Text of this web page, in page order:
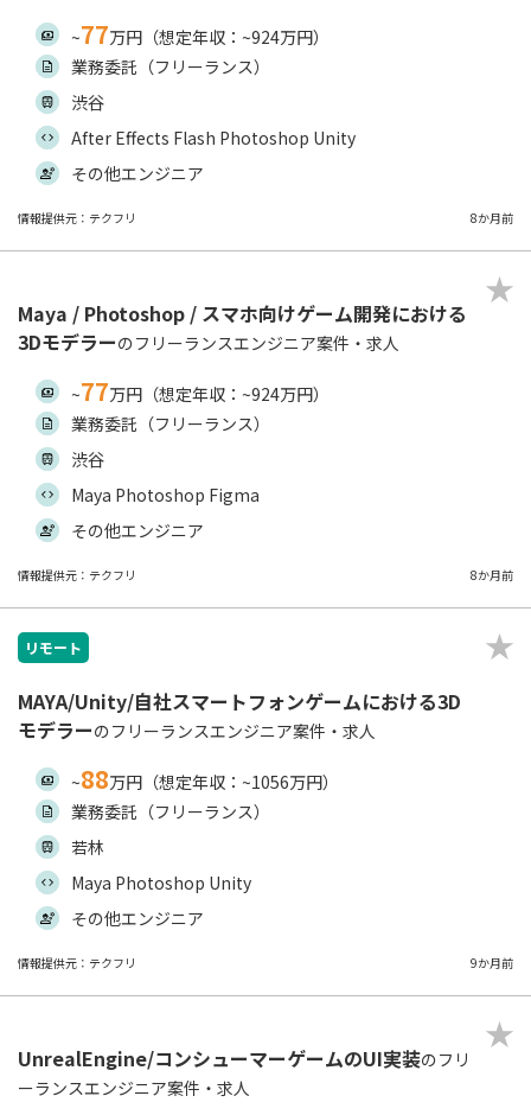
~77万円（想定年収：~924万円）
業務委託（フリーランス）
渋谷
After Effects Flash Photoshop Unity
その他エンジニア
情報提供元：テクフリ 8か月前
Maya / Photoshop / スマホ向けゲーム開発における
3Dモデラーのフリーランスエンジニア案件・求人
~77万円（想定年収：~924万円）
業務委託（フリーランス）
渋谷
Maya Photoshop Figma
その他エンジニア
情報提供元：テクフリ 8か月前
リモート
MAYA/Unity/自社スマートフォンゲームにおける3D
モデラーのフリーランスエンジニア案件・求人
~88万円（想定年収：~1056万円）
業務委託（フリーランス）
若林
Maya Photoshop Unity
その他エンジニア
情報提供元：テクフリ 9か月前
UnrealEngine/コンシューマーゲームのUI実装のフリ
ーランスエンジニア案件・求人